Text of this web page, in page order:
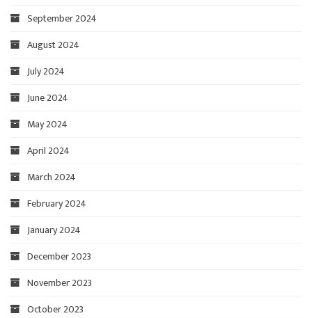
September 2024
August 2024
July 2024
June 2024
May 2024
April 2024
March 2024
February 2024
January 2024
December 2023
November 2023
October 2023